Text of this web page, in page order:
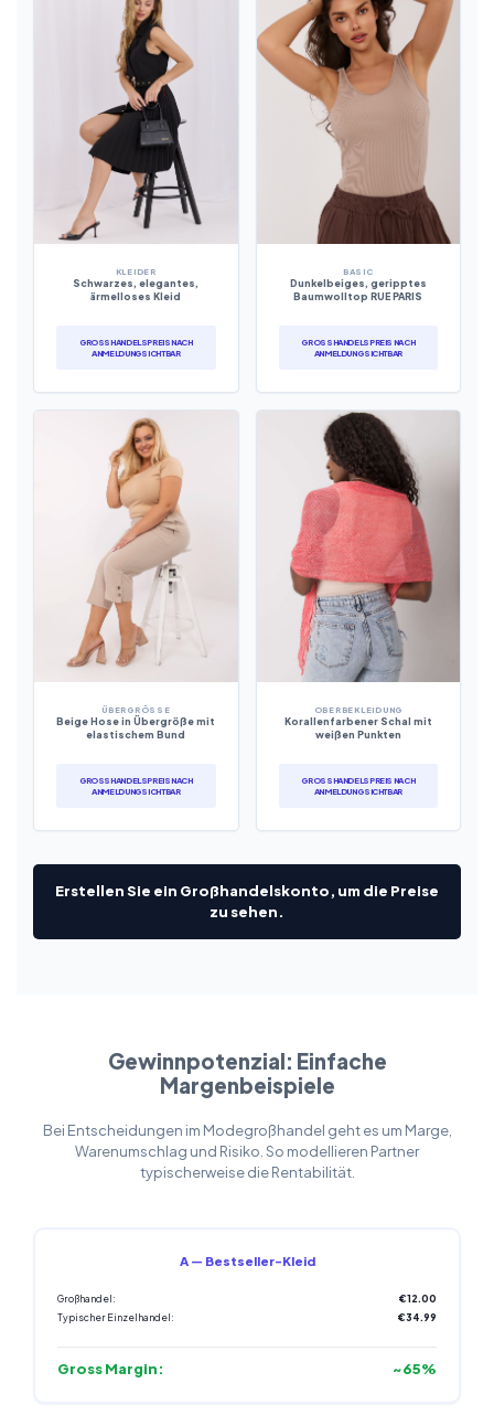
KLEIDER
Schwarzes, elegantes,
ärmelloses Kleid
GROSSHANDELSPREIS NACH A
NMELDUNG SICHTBAR
BASIC
Dunkelbeiges, geripptes
Baumwolltop RUE PARIS
GROSSHANDELSPREIS NACH A
NMELDUNG SICHTBAR
ÜBERGRÖSSE
Beige Hose in Übergröße mit
elastischem Bund
GROSSHANDELSPREIS NACH A
NMELDUNG SICHTBAR
OBERBEKLEIDUNG
Korallenfarbener Schal mit
weißen Punkten
GROSSHANDELSPREIS NACH A
NMELDUNG SICHTBAR
Erstellen Sie ein Großhandelskonto, um die Preise
zu sehen.
Gewinnpotenzial: Einfache
Margenbeispiele
Bei Entscheidungen im Modegroßhandel geht es um Marge,
Warenumschlag und Risiko. So modellieren Partner
typischerweise die Rentabilität.
A — Bestseller-Kleid
Großhandel:
€12.00
Typischer Einzelhandel:
€34.99
Gross Margin: ~65%